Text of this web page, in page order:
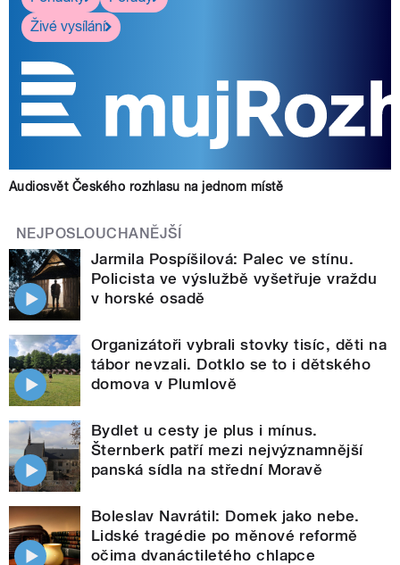
Živé vysílání
Audiosvět Českého rozhlasu na jednom místě
NEJPOSLOUCHANĚJŠÍ
Jarmila Pospíšilová: Palec ve stínu.
Policista ve výslužbě vyšetřuje vraždu
v horské osadě
Organizátoři vybrali stovky tisíc, děti na
tábor nevzali. Dotklo se to i dětského
domova v Plumlově
Bydlet u cesty je plus i mínus.
Šternberk patří mezi nejvýznamnější
panská sídla na střední Moravě
Boleslav Navrátil: Domek jako nebe.
Lidské tragédie po měnové reformě
očima dvanáctiletého chlapce